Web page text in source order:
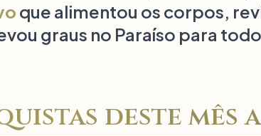
que alimentou os corpos,
graus no Paraíso para
deste mês